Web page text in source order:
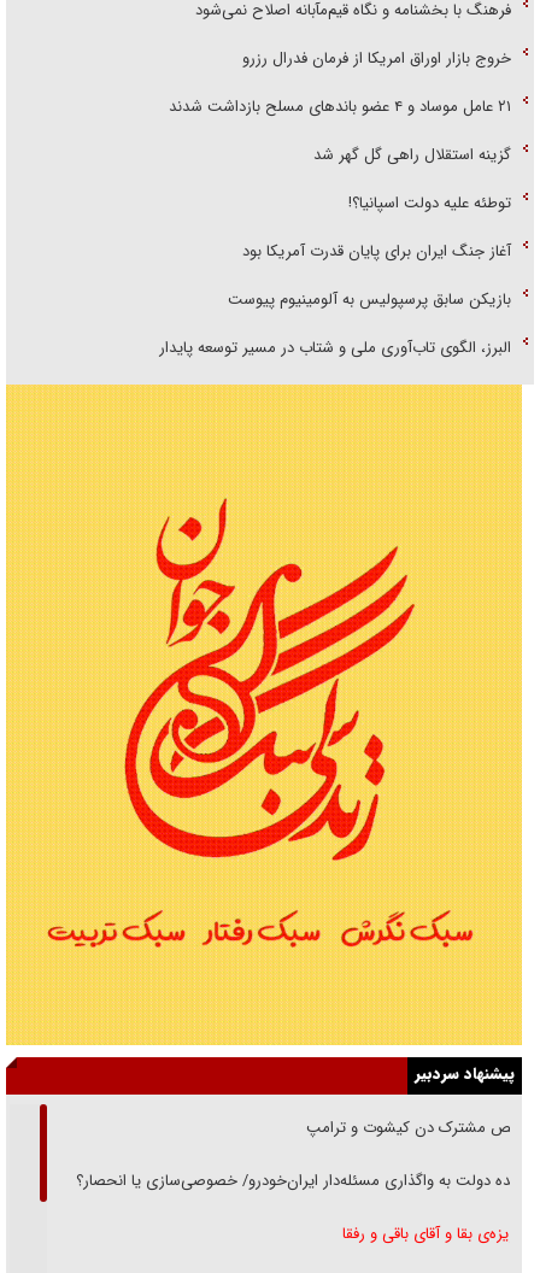
فرهنگ با بخشنامه و نگاه قیم‌مآبانه اصلاح نمی‌شود
خروج بازار اوراق امریکا از فرمان فدرال رزرو
۲۱ عامل موساد و ۴ عضو باند‌های مسلح بازداشت شدند
گزینه استقلال راهی گل گهر شد
توطئه علیه دولت اسپانیا؟!
آغاز جنگ ایران برای پایان قدرت آمریکا بود
بازیکن سابق پرسپولیس به آلومینیوم پیوست
البرز، الگوی تاب‌آوری ملی و شتاب در مسیر توسعه پایدار
پیشنهاد سردبیر
رقص مشترک دن کیشوت و ترامپ
دنده دولت به واگذاری مسئله‌دار ایران‌خودرو/ خصوصی‌سازی یا انحصار؟
غریزه‌ی بقا و آقای باقی و رفقا